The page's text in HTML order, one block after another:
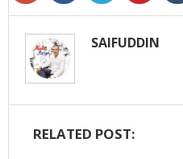
SAIFUDDIN
RELATED POST: